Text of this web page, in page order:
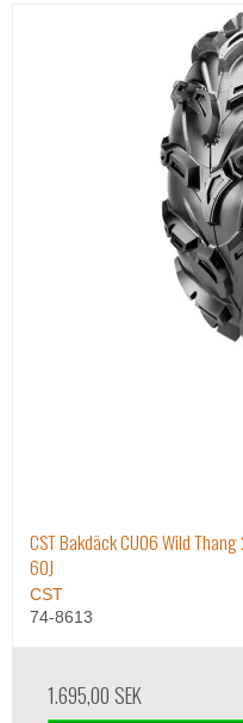
CST Bakdäck CU06 Wild
60J
CST
74-8613
1.695,00 SEK